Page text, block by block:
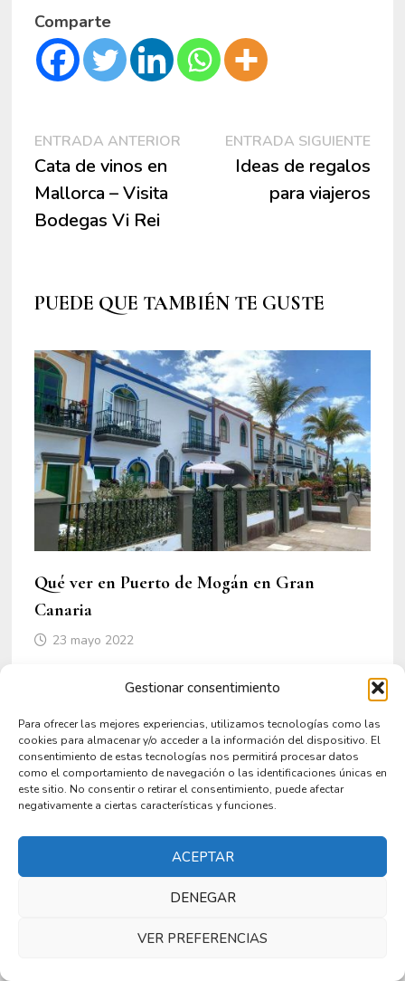
Gestionar consentimiento
Para ofrecer las mejores experiencias, utilizamos tecnologías como las
cookies para almacenar y/o acceder a la información del dispositivo. El
consentimiento de estas tecnologías nos permitirá procesar datos
como el comportamiento de navegación o las identificaciones únicas en
este sitio. No consentir o retirar el consentimiento, puede afectar
negativamente a ciertas características y funciones.
ACEPTAR
DENEGAR
VER PREFERENCIAS
Comparte
Navegación
de
entradas
ENTRADA ANTERIOREntrada
anterior:
Cata de vinos en
Mallorca – Visita
Bodegas Vi Rei
ENTRADA SIGUIENTE
Ideas de regalos
para viajeros
PUEDE QUE TAMBIÉN TE GUSTE
Qué ver en Puerto de Mogán en Gran
Canaria
23 mayo 2022